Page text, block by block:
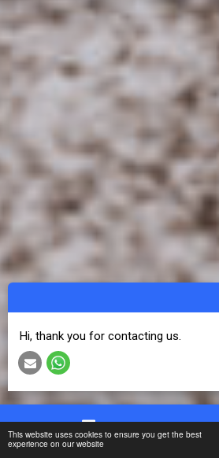
This website uses cookies to ensure you get the best
experience on our website
Contact
Hi, thank you for contacting us.